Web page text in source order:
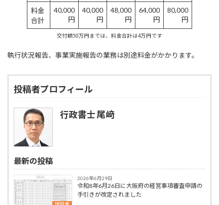
料金
合計
40,000
円
40,000
円
48,000
円
64,000
円
80,000
円
交付額50万円までは、料金合計は4万円です
執行状況報告、事業実施報告の業務は別途料金がかかります。
投稿者プロフィール
行政書士 尾﨑
最新の投稿
2026年6月29日
令和8年6月26日に大阪府の経営事項審査申請の
手引きが改定されました